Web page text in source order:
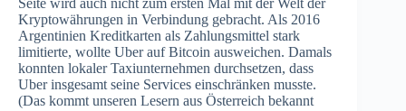
Kryptowährungen in Verbindung gebracht. Als 2016
Argentinien Kreditkarten als Zahlungsmittel stark
limitierte, wollte Uber auf Bitcoin ausweichen. Damals
konnten lokaler Taxiunternehmen durchsetzen, dass
Uber insgesamt seine Services einschränken musste.
(Das kommt unseren Lesern aus Österreich bekannt